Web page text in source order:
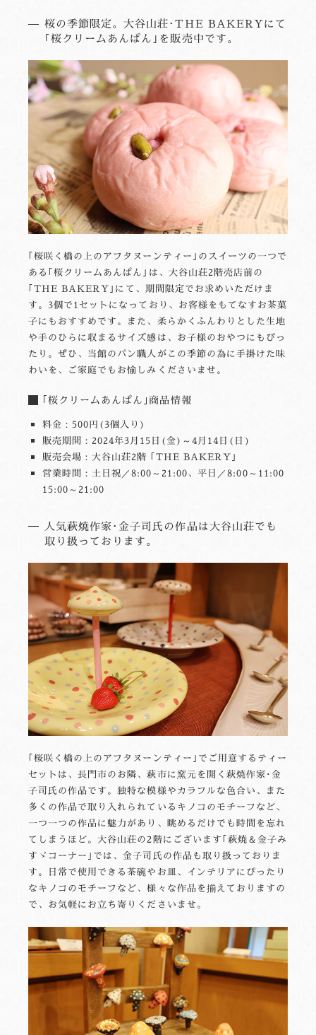
桜の季節限定。大谷山荘･THE BAKERYにて
｢桜クリームあんぱん｣を販売中です。
｢桜咲く橋の上のアフタヌーンティー｣のスイーツの一つで
ある｢桜クリームあんぱん｣は、大谷山荘2階売店前の
｢THE BAKERY｣にて、期間限定でお求めいただけま
す。3個で1セットになっており、お客様をもてなすお茶菓
子にもおすすめです。また、柔らかくふんわりとした生地
や手のひらに収まるサイズ感は、お子様のおやつにもぴっ
たり。ぜひ、当館のパン職人がこの季節の為に手掛けた味
わいを、ご家庭でもお愉しみくださいませ。
｢桜クリームあんぱん｣商品情報
料金：500円(3個入り)
販売期間：2024年3月15日(金)～4月14日(日)
販売会場：大谷山荘2階 ｢THE BAKERY｣
営業時間：土日祝／8:00～21:00、平日／8:00～11:00
15:00～21:00
人気萩焼作家･金子司氏の作品は大谷山荘でも
取り扱っております。
｢桜咲く橋の上のアフタヌーンティー｣でご用意するティー
セットは、長門市のお隣、萩市に窯元を開く萩焼作家･金
子司氏の作品です。独特な模様やカラフルな色合い、また
多くの作品で取り入れられているキノコのモチーフなど、
一つ一つの作品に魅力があり、眺めるだけでも時間を忘れ
てしまうほど。大谷山荘の2階にございます｢萩焼＆金子み
すゞコーナー｣では、金子司氏の作品も取り扱っておりま
す。日常で使用できる茶碗やお皿、インテリアにぴったり
なキノコのモチーフなど、様々な作品を揃えておりますの
で、お気軽にお立ち寄りくださいませ。